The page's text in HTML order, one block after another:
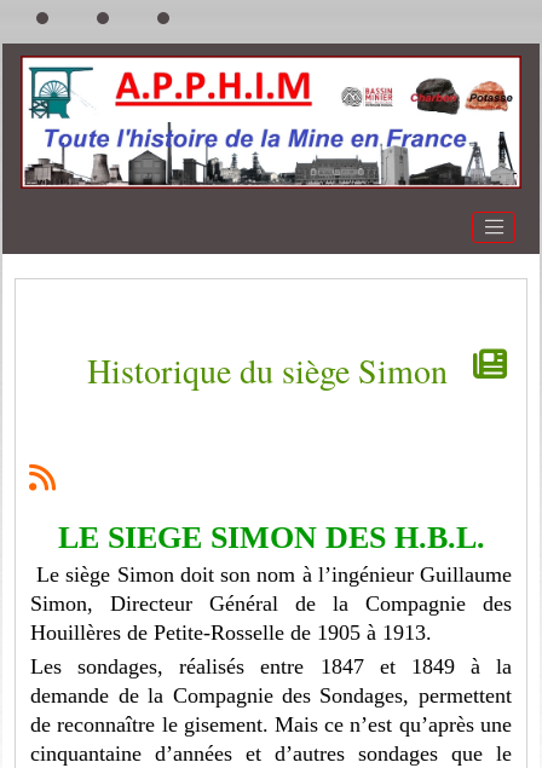
Historique du siège Simon
LE SIEGE SIMON DES H.B.L.
Le siège Simon doit son nom à l’ingénieur Guillaume
Simon, Directeur Général de la Compagnie des
Houillères de Petite-Rosselle de 1905 à 1913.
Les sondages, réalisés entre 1847 et 1849 à la
demande de la Compagnie des Sondages, permettent
de reconnaître le gisement. Mais ce n’est qu’après une
cinquantaine d’années et d’autres sondages que le